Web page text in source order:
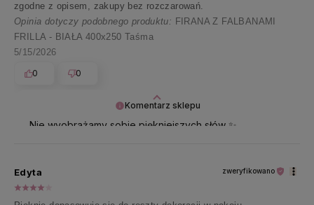
Komentarz sklepu
Nie wyobrażamy sobie piękniejszych słów ✨
zgodne z opisem, zakupy bez rozczarowań.
Opinia dotyczy podobnego produktu: FIRANA Z FALBANAMI
FRILLA - BIAŁA 400x250 Taśma
5/15/2026
0
0
Edyta zweryfikowano